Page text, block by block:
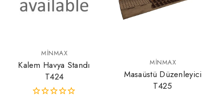
MINMAX
Kalem Havya Standı
T424
MINMAX
Masaüstü Düzenleyici
T425